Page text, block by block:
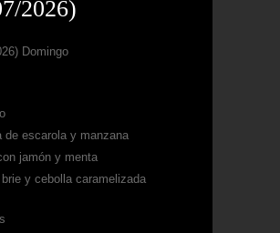
2026)
Domingo
de escarola y manzana
jamón y menta
y cebolla caramelizada